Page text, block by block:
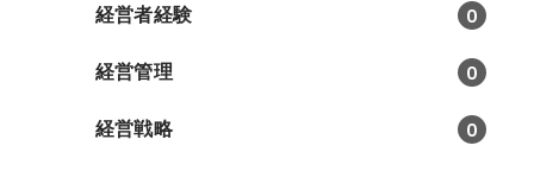
経営者経験 0
経営管理 0
経営戦略 0